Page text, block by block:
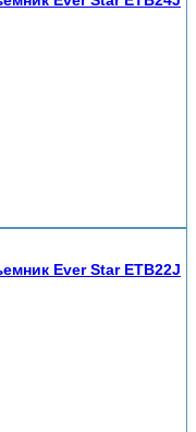
Ever Star ETB22J